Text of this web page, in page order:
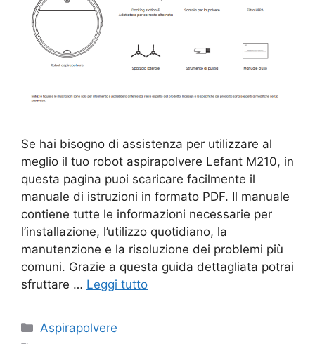
Se hai bisogno di assistenza per utilizzare al
meglio il tuo robot aspirapolvere Lefant M210, in
questa pagina puoi scaricare facilmente il
manuale di istruzioni in formato PDF. Il manuale
contiene tutte le informazioni necessarie per
l’installazione, l’utilizzo quotidiano, la
manutenzione e la risoluzione dei problemi più
comuni. Grazie a questa guida dettagliata potrai
sfruttare … Leggi tutto
Categorie
Aspirapolvere